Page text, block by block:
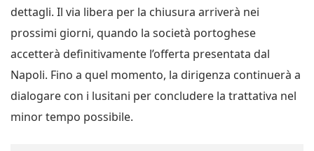
dettagli. Il via libera per la chiusura arriverà nei
prossimi giorni, quando la società portoghese
accetterà definitivamente l’offerta presentata dal
Napoli. Fino a quel momento, la dirigenza continuerà a
dialogare con i lusitani per concludere la trattativa nel
minor tempo possibile.